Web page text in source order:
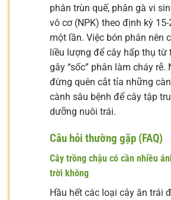
phân trùn quế, phân gà vi
vô cơ (NPK) theo định kỳ
một lần. Việc bón phân nên
liều lượng để cây hấp thụ từ
gây “sốc” phân làm cháy rễ.
đừng quên cắt tỉa những
cành sâu bệnh để cây tập
dưỡng nuôi trái.
Câu hỏi thường gặp (FAQ)
Cây trồng chậu có cần nhiều
trời không
Hầu hết các loại cây ăn trái